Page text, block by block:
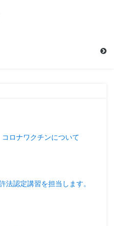
ロナワクチンについて
法認定講習を担当します。